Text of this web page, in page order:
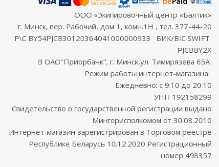
ООО «Экипировочный центр «Балтик»
г. Минск, пер. Рабочий, дом 1, комн.1Н , тел. 377-44-20
Р\С BY54PJCB30120364041000000933 БИК/BIC SWIFT
PJCBBY2X
В ОАО"Приорбанк", г. Минск,ул. Тимирязева 65А
Режим работы интернет-магазина:
Ежедневно: с 9:10 до 20:10
УНП 192158299
Свидетельство о государственной регистрации выдано
Мингорисполкомом от 30.08.2010
Интернет-магазин зарегистрирован в Торговом реестре
Республике Беларусь 10.12.2020 Регистрационный
номер 498357